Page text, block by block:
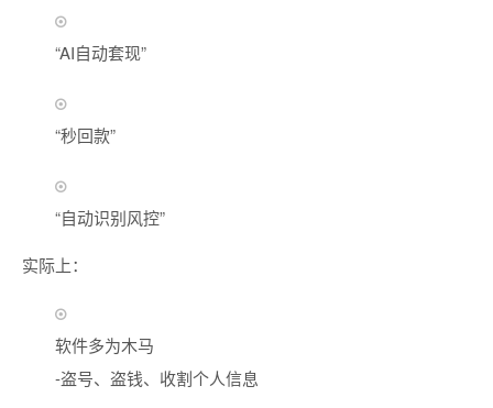
“AI自动套现”
“秒回款”
“自动识别风控”
实际上：
软件多为木马
-盗号、盗钱、收割个人信息